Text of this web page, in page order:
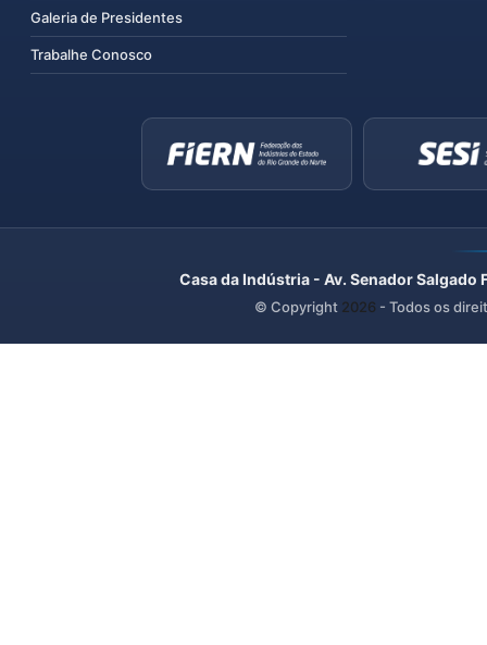
Galeria de Presidentes
Trabalhe Conosco
Casa da Indústria - Av. Senador
© Copyright 2026 - Todos os